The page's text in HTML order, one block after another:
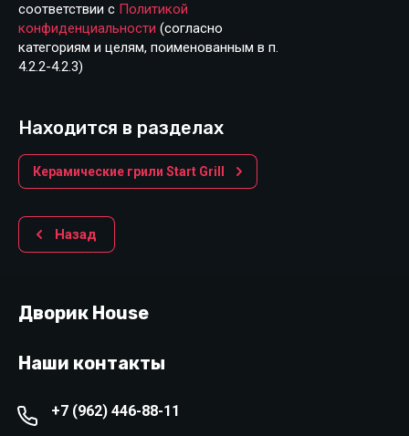
соответствии с Политикой
конфиденциальности (согласно
категориям и целям, поименованным в п.
4.2.2-4.2.3)
Находится в разделах
Керамические грили Start Grill
Назад
Дворик House
Наши контакты
+7 (962) 446-88-11